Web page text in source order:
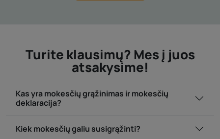
Turite klausimų? Mes į juos
atsakysime!
Kas yra mokesčių grąžinimas ir mokesčių
deklaracija?
Kiek mokesčių galiu susigrąžinti?